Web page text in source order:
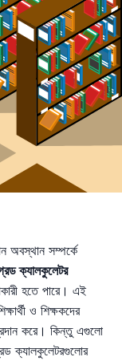
অবস্থান সম্পর্কে
ক্যালকুলেটর
হতে পারে। এই
ও শিক্ষকদের
করে। কিন্তু এগুলো
ক্যালকুলেটরগুলোর